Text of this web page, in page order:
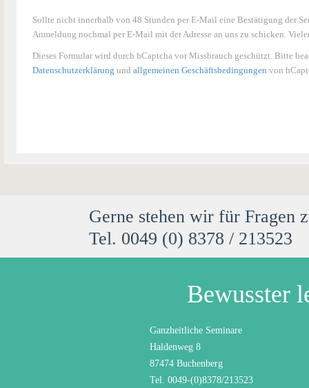
Sollte nicht innerhalb von 48 Stunden per E-Mail eine Bestätigung der
Anmeldung nochmal per E-Mail mit der Adresse an uns zu schicken.
Dieses Formular wird durch hCaptcha vor Missbrauch geschützt. Bitte
Datenschutzerklärung und allgemeinen Geschäftsbedingungen von
Gerne stehen wir für Fragen
Tel. 0049 (0) 8378 / 213523
Bewusster
Ganzheitliche Seminare
Haldenweg 8
87474 Buchenberg
Tel. 0049-(0)8378/213523